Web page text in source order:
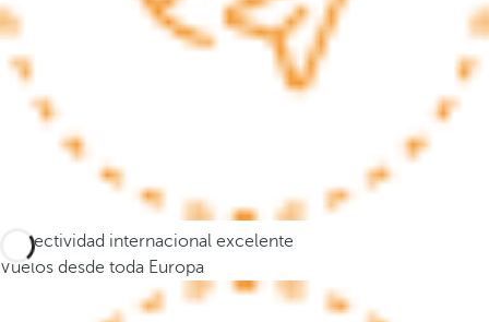
e
a
a
Conectividad internacional excelente
Vuelos desde toda Europa